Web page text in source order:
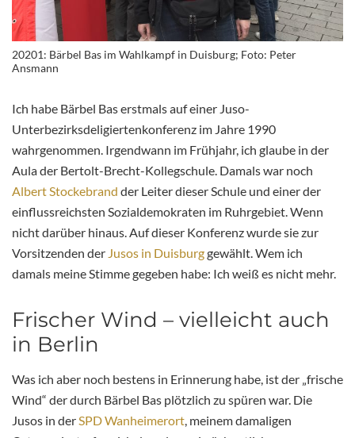
20201: Bärbel Bas im Wahlkampf in Duisburg; Foto: Peter
Ansmann
Ich habe Bärbel Bas erstmals auf einer Juso-
Unterbezirksdeligiertenkonferenz im Jahre 1990
wahrgenommen. Irgendwann im Frühjahr, ich glaube in der
Aula der Bertolt-Brecht-Kollegschule. Damals war noch
Albert Stockebrand der Leiter dieser Schule und einer der
einflussreichsten Sozialdemokraten im Ruhrgebiet. Wenn
nicht darüber hinaus. Auf dieser Konferenz wurde sie zur
Vorsitzenden der Jusos in Duisburggewählt. Wem ich
damals meine Stimme gegeben habe: Ich weiß es nicht mehr.
Frischer Wind – vielleicht auch
in Berlin
Was ich aber noch bestens in Erinnerung habe, ist der „frische
Wind“ der durch Bärbel Bas plötzlich zu spüren war. Die
Jusos in derSPD Wanheimerort, meinem damaligen